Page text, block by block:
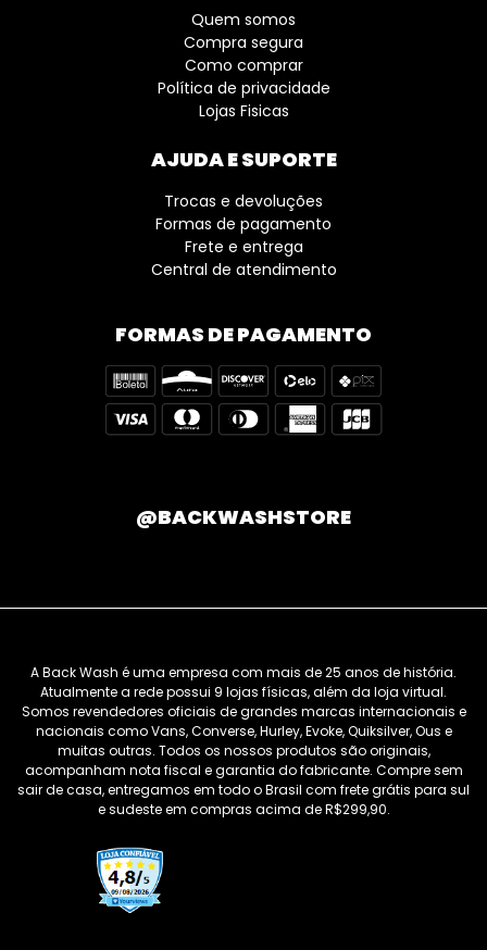
Quem somos
Compra segura
Como comprar
Política de privacidade
Lojas Fisicas
AJUDA E SUPORTE
Trocas e devoluções
Formas de pagamento
Frete e entrega
Central de atendimento
FORMAS DE PAGAMENTO
@BACKWASHSTORE
A Back Wash é uma empresa com mais de 25 anos de história.
Atualmente a rede possui 9 lojas físicas, além da loja virtual.
Somos revendedores oficiais de grandes marcas internacionais e
nacionais como Vans, Converse, Hurley, Evoke, Quiksilver, Ous e
muitas outras. Todos os nossos produtos são originais,
acompanham nota fiscal e garantia do fabricante. Compre sem
sair de casa, entregamos em todo o Brasil com frete grátis para sul
e sudeste em compras acima de R$299,90.